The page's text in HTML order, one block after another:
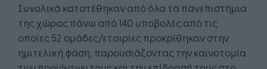
Συνολικά κατατέθηκαν από όλα τα πανεπιστήμια
της χώρας πάνω από 140 υποβολές από τις
οποίες 52 ομάδες/εταιρίες προκρίθηκαν στην
ημιτελική φάση, παρουσιάζοντας την καινοτομία